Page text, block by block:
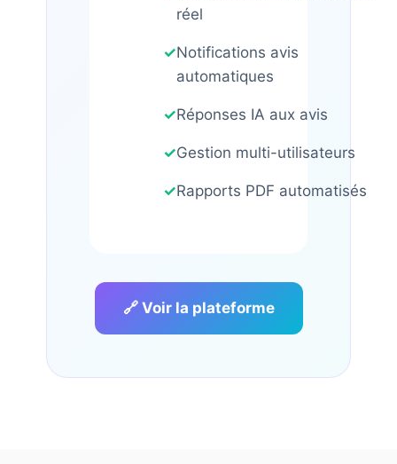
réel
✓Notifications avis
automatiques
✓Réponses IA aux avis
✓Gestion multi-utilisateurs
✓Rapports PDF automatisés
🔗 Voir la plateforme